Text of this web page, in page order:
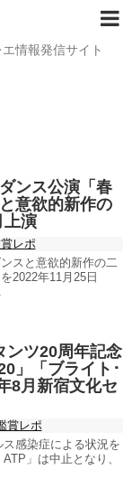
情報発信サイト
ンス公演「春
意欲的新作の
演
レポ
スと意欲的新作の二
2022年11月25日
ンツ20周年記念
」「ブライト･
8月新宿文化セ
賞レポ
ス感染症による状況を
」は中止となり、